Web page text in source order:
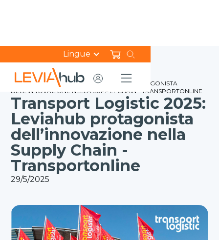
Lingue
HOMENEWS
TRANSPORT LOGISTIC 2025: LEVIAHUB PROTAGONISTA
DELL’INNOVAZIONE NELLA SUPPLY CHAIN - TRANSPORTONLINE
Transport Logistic 2025:
Leviahub protagonista
dell’innovazione nella
Supply Chain -
Transportonline
29/5/2025